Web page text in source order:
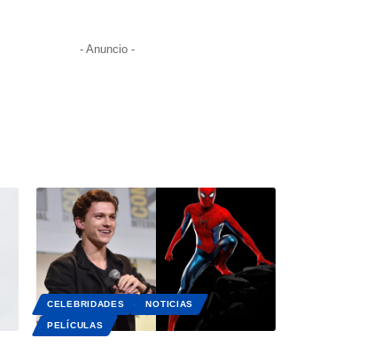
- Anuncio -
CELEBRIDADES NOTICIAS
PELÍCULAS